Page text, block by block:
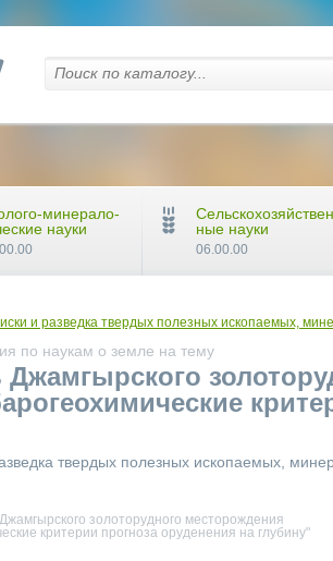
и разведка твердых полезных ископаемых,
по наукам о земле на тему
Джамгырского
твердых полезных ископаемых,
золоторудного месторождения
критерии прогноза оруденения на глубину"
минерало-
науки
ные науки
06.00.00